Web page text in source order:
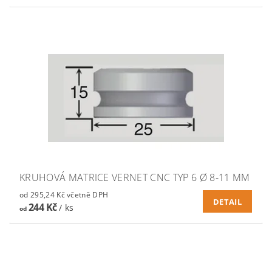
KRUHOVÁ MATRICE VERNET CNC TYP 6 Ø 8-11 MM
od 295,24 Kč včetně DPH
od244 Kč/ ks
DETAIL